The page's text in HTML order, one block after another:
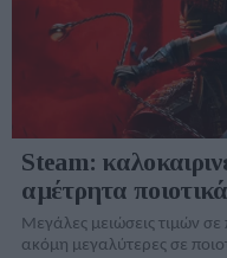
Steam:
αμέτρητα
Μεγάλες μειώσεις τιμών
ακόμη μεγαλύτερες σε